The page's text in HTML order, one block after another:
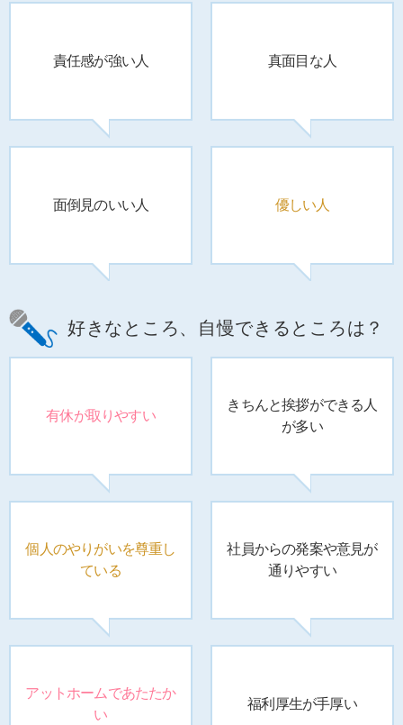
責任感が強い人 真面目な人
面倒見のいい人 優しい人
好きなところ、自慢できるところは？
有休が取りやすい
きちんと挨拶ができる人
が多い
個人のやりがいを尊重し
ている
社員からの発案や意見が
通りやすい
アットホームであたたか
い
福利厚生が手厚い